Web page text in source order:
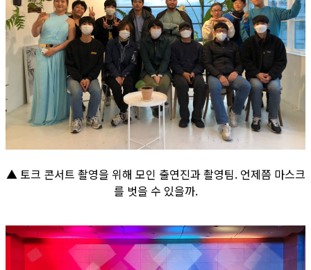
▲ 토크 콘서트 촬영을 위해 모인 출연진과 촬영팀. 언제쯤 마스크
를 벗을 수 있을까.